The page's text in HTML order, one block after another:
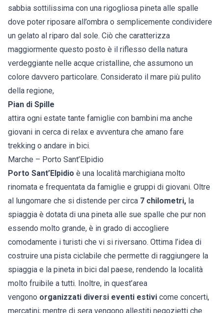
sabbia sottilissima con una rigogliosa pineta alle spalle
dove poter riposare all’ombra o semplicemente condividere
un gelato al riparo dal sole. Ciò che caratterizza
maggiormente questo posto è il riflesso della natura
verdeggiante nelle acque cristalline, che assumono un
colore davvero particolare. Considerato il mare più pulito
della regione,
Pian di Spille
attira ogni estate tante famiglie con bambini ma anche
giovani in cerca di relax e avventura che amano fare
trekking o andare in bici.
Marche – Porto Sant’Elpidio
Porto Sant’Elpidio è una località marchigiana molto
rinomata e frequentata da famiglie e gruppi di giovani. Oltre
al lungomare che si distende per circa 7 chilometri, la
spiaggia è dotata di una pineta alle sue spalle che pur non
essendo molto grande, è in grado di accogliere
comodamente i turisti che vi si riversano. Ottima l’idea di
costruire una pista ciclabile che permette di raggiungere la
spiaggia e la pineta in bici dal paese, rendendo la località
molto fruibile a tutti. Inoltre, in quest’area
vengono organizzati diversi eventi estivi come concerti,
mercatini; mentre di sera vengono allestiti negozietti che